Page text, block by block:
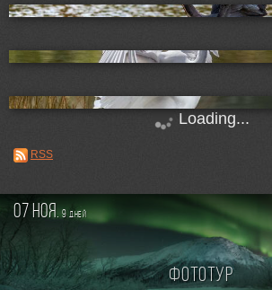
Loading...
RSS
07 ноя. 9дней
Фототур